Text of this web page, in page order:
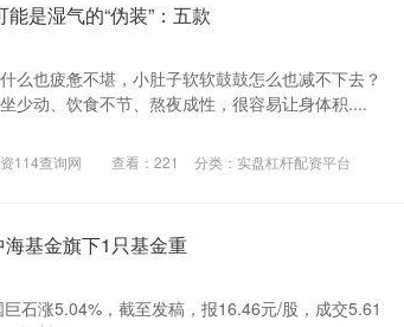
是湿气的“伪装”：五款
么也疲惫不堪，小肚子软软鼓鼓怎么也减不下去？
少动、饮食不节、熬夜成性，很容易让身体积....
114查询网 查看：221 分类： 实盘杠杆配资平台
基金旗下1只基金重
石涨5.04%，截至发稿，报16.46元/股，成交5.61